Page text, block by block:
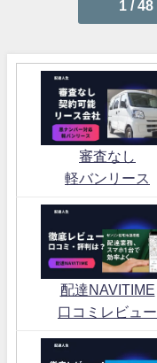
1 / 48
審査なし
軽バンリース
配達NAVITIME
口コミレビュー